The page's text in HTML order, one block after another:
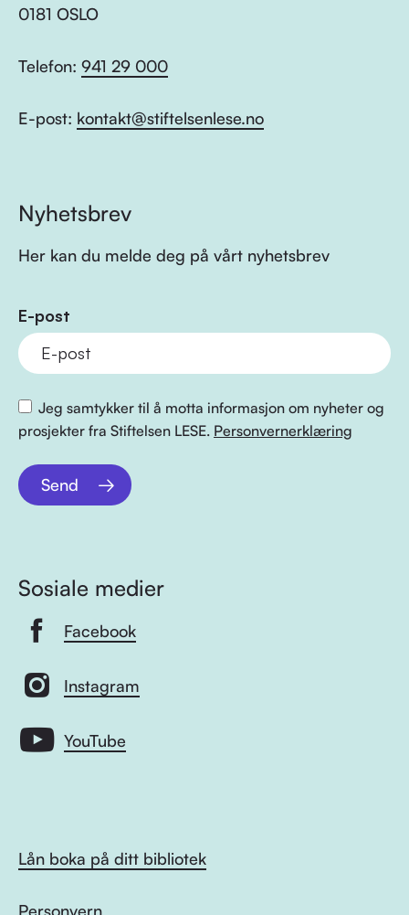
0181 OSLO
Telefon: 941 29 000
E-post: kontakt@stiftelsenlese.no
Nyhetsbrev
Her kan du melde deg på vårt nyhetsbrev
E-post
Jeg samtykker til å motta informasjon om nyheter og
prosjekter fra Stiftelsen LESE. Personvernerklæring
Send
Sosiale medier
Facebook
Instagram
YouTube
Lån boka på ditt bibliotek
Personvern